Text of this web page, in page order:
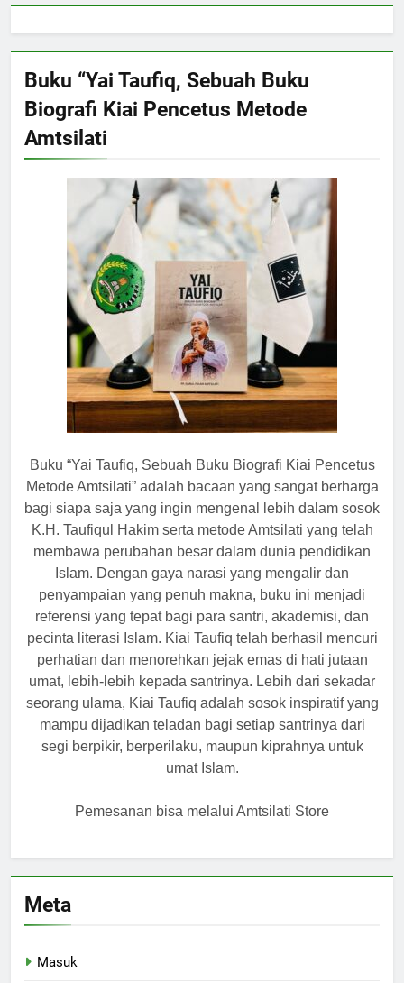
Buku “Yai Taufiq, Sebuah Buku
Biografi Kiai Pencetus Metode
Amtsilati
Buku “Yai Taufiq, Sebuah Buku Biografi Kiai Pencetus
Metode Amtsilati” adalah bacaan yang sangat berharga
bagi siapa saja yang ingin mengenal lebih dalam sosok
K.H. Taufiqul Hakim serta metode Amtsilati yang telah
membawa perubahan besar dalam dunia pendidikan
Islam. Dengan gaya narasi yang mengalir dan
penyampaian yang penuh makna, buku ini menjadi
referensi yang tepat bagi para santri, akademisi, dan
pecinta literasi Islam. Kiai Taufiq telah berhasil mencuri
perhatian dan menorehkan jejak emas di hati jutaan
umat, lebih-lebih kepada santrinya. Lebih dari sekadar
seorang ulama, Kiai Taufiq adalah sosok inspiratif yang
mampu dijadikan teladan bagi setiap santrinya dari
segi berpikir, berperilaku, maupun kiprahnya untuk
umat Islam.
Pemesanan bisa melalui Amtsilati Store
Meta
Masuk